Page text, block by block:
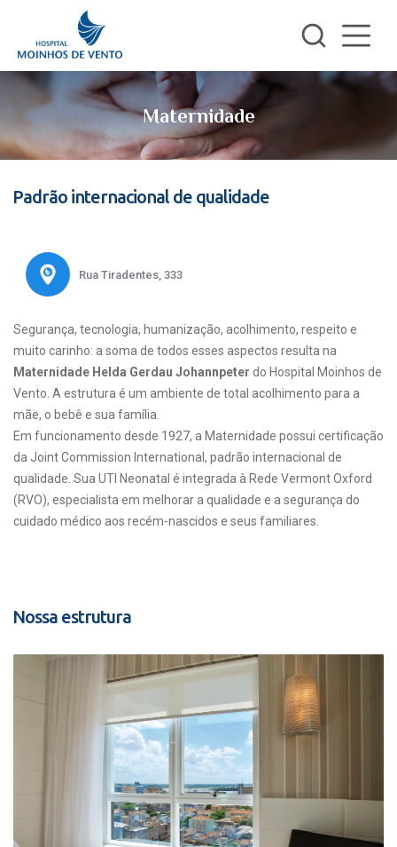
Maternidade
Padrão internacional de qualidade
Rua Tiradentes, 333
Segurança, tecnologia, humanização, acolhimento, respeito e
muito carinho: a soma de todos esses aspectos resulta na
Maternidade Helda Gerdau Johannpeter do Hospital Moinhos de
Vento. A estrutura é um ambiente de total acolhimento para a
mãe, o bebê e sua família.
Em funcionamento desde 1927, a Maternidade possui certificação
da Joint Commission International, padrão internacional de
qualidade. Sua UTI Neonatal é integrada à Rede Vermont Oxford
(RVO), especialista em melhorar a qualidade e a segurança do
cuidado médico aos recém-nascidos e seus familiares.
Nossa estrutura